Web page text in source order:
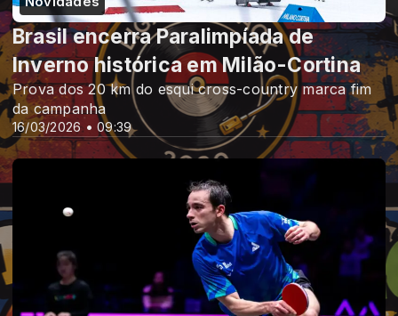
16/03/2026 • 09:39
Brasil encerra Paralimpíada de
Inverno histórica em Milão-Cortina
Prova dos 20 km do esqui cross-country marca fim
da campanha